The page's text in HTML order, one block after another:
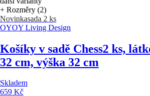
+ Rozměry (2)
Novinkasada 2 ks
OYOY Living Design
Košíky v sadě Chess2 ks,
32 cm, výška 32 cm
Skladem
659 Kč